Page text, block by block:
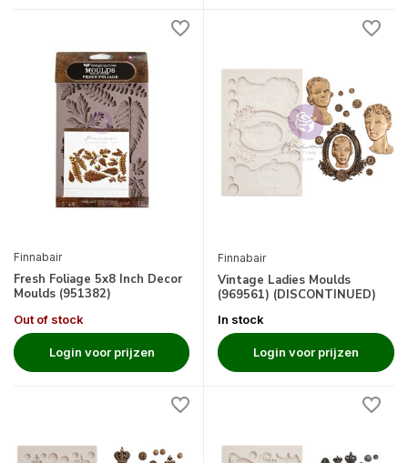
Finnabair
Fresh Foliage 5x8 Inch Decor
Moulds (951382)
Out of stock
Login voor prijzen
Finnabair
Vintage Ladies Moulds
(969561) (DISCONTINUED)
In stock
Login voor prijzen